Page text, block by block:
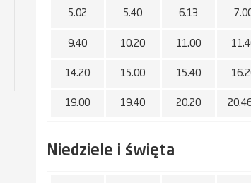
5.02 5.40 6.13
9.40 10.20 11.00
14.20 15.00 15.40
19.00 19.40 20.20
Niedziele i święta